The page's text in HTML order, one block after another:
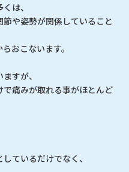
は、
や姿勢が関係していること
おこないます。
すが、
痛みが取れる事がほとんど
ているだけでなく、